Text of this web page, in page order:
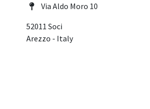
Via Aldo Moro 10
52011 Soci
Arezzo - Italy